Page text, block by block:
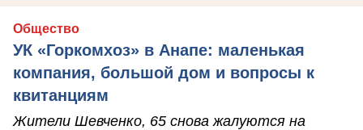
Общество
УК «Горкомхоз» в Анапе: маленькая
компания, большой дом и вопросы к
квитанциям
Жители Шевченко, 65 снова жалуются на